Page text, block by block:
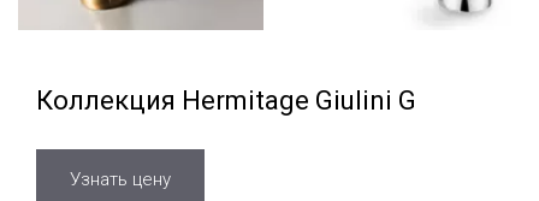
Коллекция Hermitage Giulini G
Узнать цену